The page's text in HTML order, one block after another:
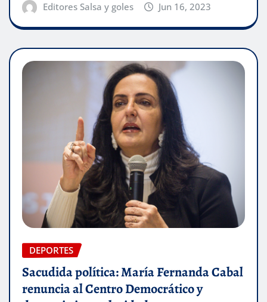
Editores Salsa y goles Jun 16, 2023
DEPORTES
Sacudida política: María Fernanda Cabal
renuncia al Centro Democrático y